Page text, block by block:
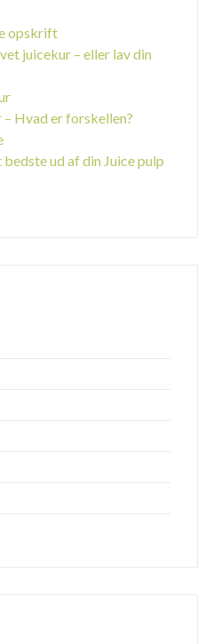
opskrift
juicekur – eller lav din
– Hvad er forskellen?
ud af din Juice pulp